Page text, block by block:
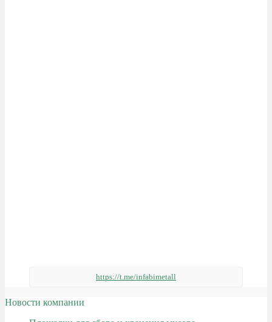
https://t.me/infabimetall
Новости компании